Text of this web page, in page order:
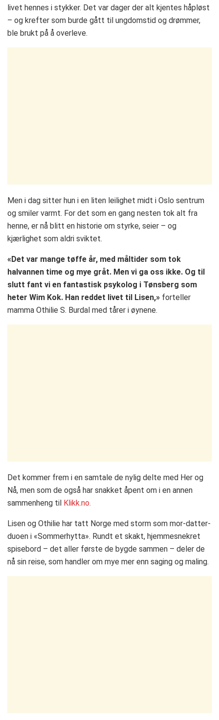
livet hennes i stykker. Det var dager der alt kjentes håpløst
– og krefter som burde gått til ungdomstid og drømmer,
ble brukt på å overleve.
Men i dag sitter hun i en liten leilighet midt i Oslo sentrum
og smiler varmt. For det som en gang nesten tok alt fra
henne, er nå blitt en historie om styrke, seier – og
kjærlighet som aldri sviktet.
«Det var mange tøffe år, med måltider som tok
halvannen time og mye gråt. Men vi ga oss ikke. Og til
slutt fant vi en fantastisk psykolog i Tønsberg som
heter Wim Kok. Han reddet livet til Lisen,» forteller
mamma Othilie S. Burdal med tårer i øynene.
Det kommer frem i en samtale de nylig delte med Her og
Nå, men som de også har snakket åpent om i en annen
sammenheng til Klikk.no.
Lisen og Othilie har tatt Norge med storm som mor-datter-
duoen i «Sommerhytta». Rundt et skakt, hjemmesnekret
spisebord – det aller første de bygde sammen – deler de
nå sin reise, som handler om mye mer enn saging og maling.